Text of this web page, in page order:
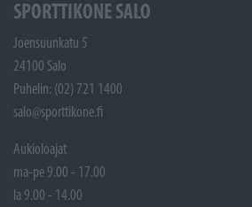
SPORTTIKONE SALO
Joensuunkatu 5
24100 Salo
Puhelin: (02) 721 1400
salo@sporttikone.fi
Aukioloajat
ma-pe 9.00 - 17.00
la 9.00 - 14.00